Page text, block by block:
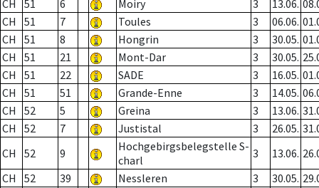
CH 51 6 Moiry 3 13.06.
CH
51 7 Toules 3 06.06.
CH
51 8 Hongrin 3 30.05.
CH
51 21 Mont-Dar 3 30.05.
CH
51 22 SADE 3 16.05.
CH
51 51 Grande-Enne 3 14.05.
CH
52 5 Greina 3 13.06.
CH
52 7 Justistal 3 26.05.
CH
52 9
Hochgebirgsbelegstelle S-
charl
3 13.06.
CH
52 39 Nessleren 3 30.05.